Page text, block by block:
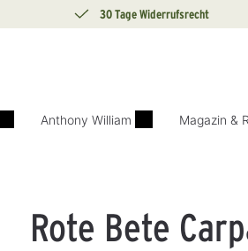
30 Tage Widerrufsrecht
Anthony William Magazin &
Rote Bete